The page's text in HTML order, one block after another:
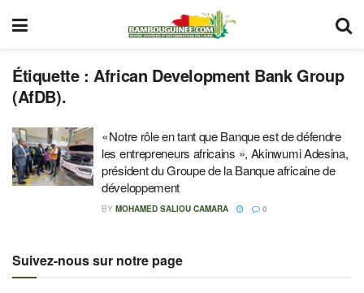
Étiquette :African Development Bank Group
(AfDB).
« Notre rôle en tant que Banque est de défendre
les entrepreneurs africains », Akinwumi Adesina,
président du Groupe de la Banque africaine de
développement
BY MOHAMED SALIOU CAMARA 0
Suivez-nous sur notre page